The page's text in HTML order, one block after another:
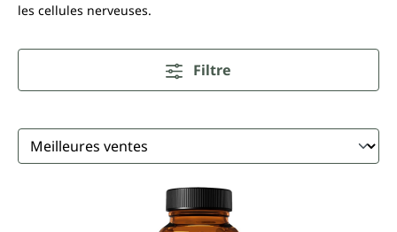
les cellules nerveuses.
Filtre